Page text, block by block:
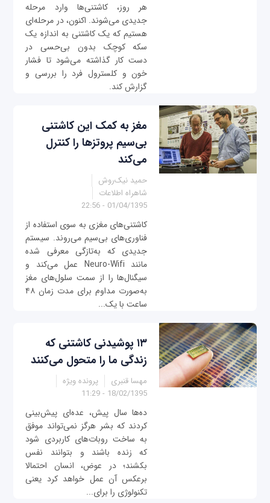
هر روز، کاشتنی‌ها وارد مرحله
جدیدی می‌شوند. اکنون، در مرحله‌ای
هستیم که یک کاشتنی به اندازه یک
سکه کوچک بدون بی‌حسی در
دست کار گذاشته می‌شود تا فشار
خون و کلسترول فرد را بررسی و
گزارش کند.
مغز به کمک این کاشتنی
بی‌سیم پروتزها را کنترل
می‌کند
حمید نیک‌روش
شاهراه اطلاعات
01/04/1395 - 22:56
کاشتنی‌های مغزی به سوی استفاده از
فناوری‌های بی‌سیم می‌روند. سیستم
جدیدی که به‌تازگی معرفی شده
مانند Neuro-Wifi عمل می‌کند و
سیگنال‌ها را از سمت سلول‌های مغز
به‌صورت مداوم برای مدت زمان ۴۸
ساعت با یک...
۱۳ پوشیدنی کاشتنی که
زندگی ما را متحول می‌کنند
مهسا قنبری
پرونده ویژه
18/02/1395 - 11:29
ده‌ها سال پیش، عده‌ای پیش‌بینی
کردند که بشر هرگز نمی‌تواند موفق
به ساخت روبات‌های کاربردی شود
که زنده‌ باشند و بتوانند نفس
بکشند؛ در عوض، انسان احتمالا
برعکس آن عمل خواهد کرد یعنی
تکنولوژی را برای...